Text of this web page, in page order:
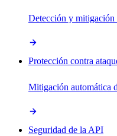
Detección y mitigación
Protección contra
Mitigación automática
Seguridad de la API